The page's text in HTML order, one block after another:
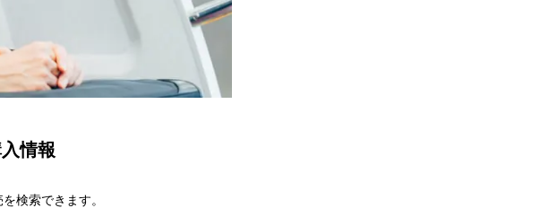
情報
検索できます。